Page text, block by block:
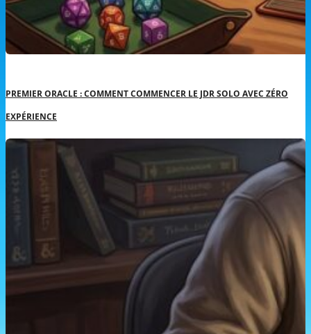
PREMIER ORACLE : COMMENT COMMENCER LE JDR SOLO AVEC ZÉRO
EXPÉRIENCE